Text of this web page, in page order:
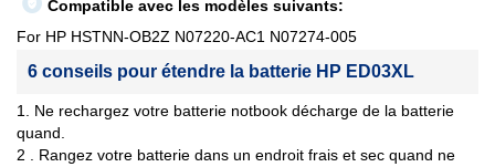
Compatible avec les modèles suivants:
For HP HSTNN-OB2Z N07220-AC1 N07274-005
6 conseils pour étendre la batterie HP ED03XL
1. Ne rechargez votre batterie notbook décharge de la batterie
quand.
2 . Rangez votre batterie dans un endroit frais et sec quand ne